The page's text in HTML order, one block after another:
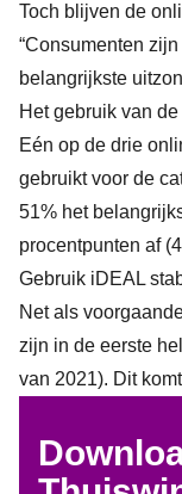
Toch blijven de
“Consumenten
belangrijkste
Het gebruik van
Eén op de drie
gebruikt voor de
51% het
procentpunten af
Gebruik iDEAL
Net als
zijn in de eerste
van 2021). Dit